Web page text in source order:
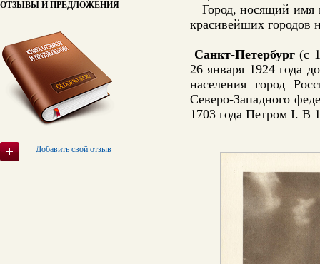
ОТЗЫВЫ И ПРЕДЛОЖЕНИЯ
Добавить свой отзыв
Город, носящий имя
красивейших городов
Санкт-Петербург (с
26 января 1924 года
населения город
Северо-Западного
1703 года Петром I. В